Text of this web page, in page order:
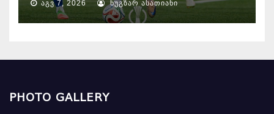
ᲐᲒᲕ 7, 2026 ᲜᲣᲒᲖᲐᲠ ᲐᲡᲐᲗᲘᲐᲜᲘ
PHOTO GALLERY